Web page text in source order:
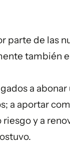
parte de las
también
a abonar
a aportar
y a